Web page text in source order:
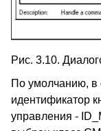
Рис. 3.10.
По умолчанию, в
идентификатор
управления -